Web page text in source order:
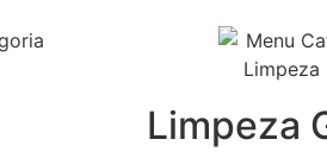
Limpeza